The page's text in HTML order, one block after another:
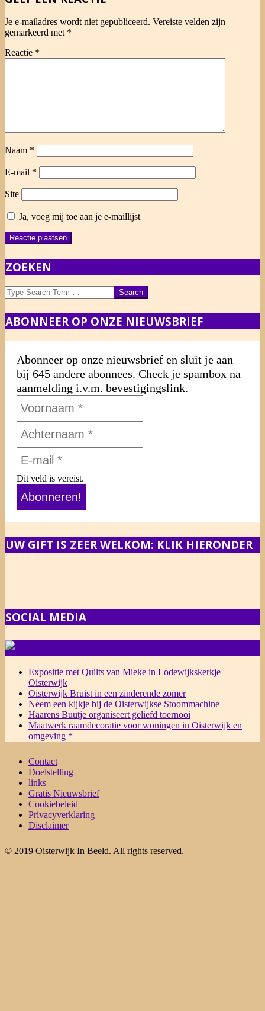
Je e-mailadres wordt niet gepubliceerd. Vereiste velden zijn
gemarkeerd met *
Reactie *
Naam *
E-mail *
Site
Ja, voeg mij toe aan je e-maillijst
ZOEKEN
Search
ABONNEER OP ONZE NIEUWSBRIEF
Abonneer op onze nieuwsbrief en sluit je aan
bij 645 andere abonnees. Check je spambox na
aanmelding i.v.m. bevestigingslink.
Dit veld is vereist.
UW GIFT IS ZEER WELKOM: KLIK HIERONDER
SOCIAL MEDIA
Expositie met Quilts van Mieke in Lodewijkskerkje
Oisterwijk
Oisterwijk Bruist in een zinderende zomer
Neem een kijkje bij de Oisterwijkse Stoommachine
Haarens Buutje organiseert geliefd toernooi
Maatwerk raamdecoratie voor woningen in Oisterwijk en
omgeving *
Contact
Doelstelling
links
Gratis Nieuwsbrief
Cookiebeleid
Privacyverklaring
Disclaimer
© 2019 Oisterwijk In Beeld. All rights reserved.